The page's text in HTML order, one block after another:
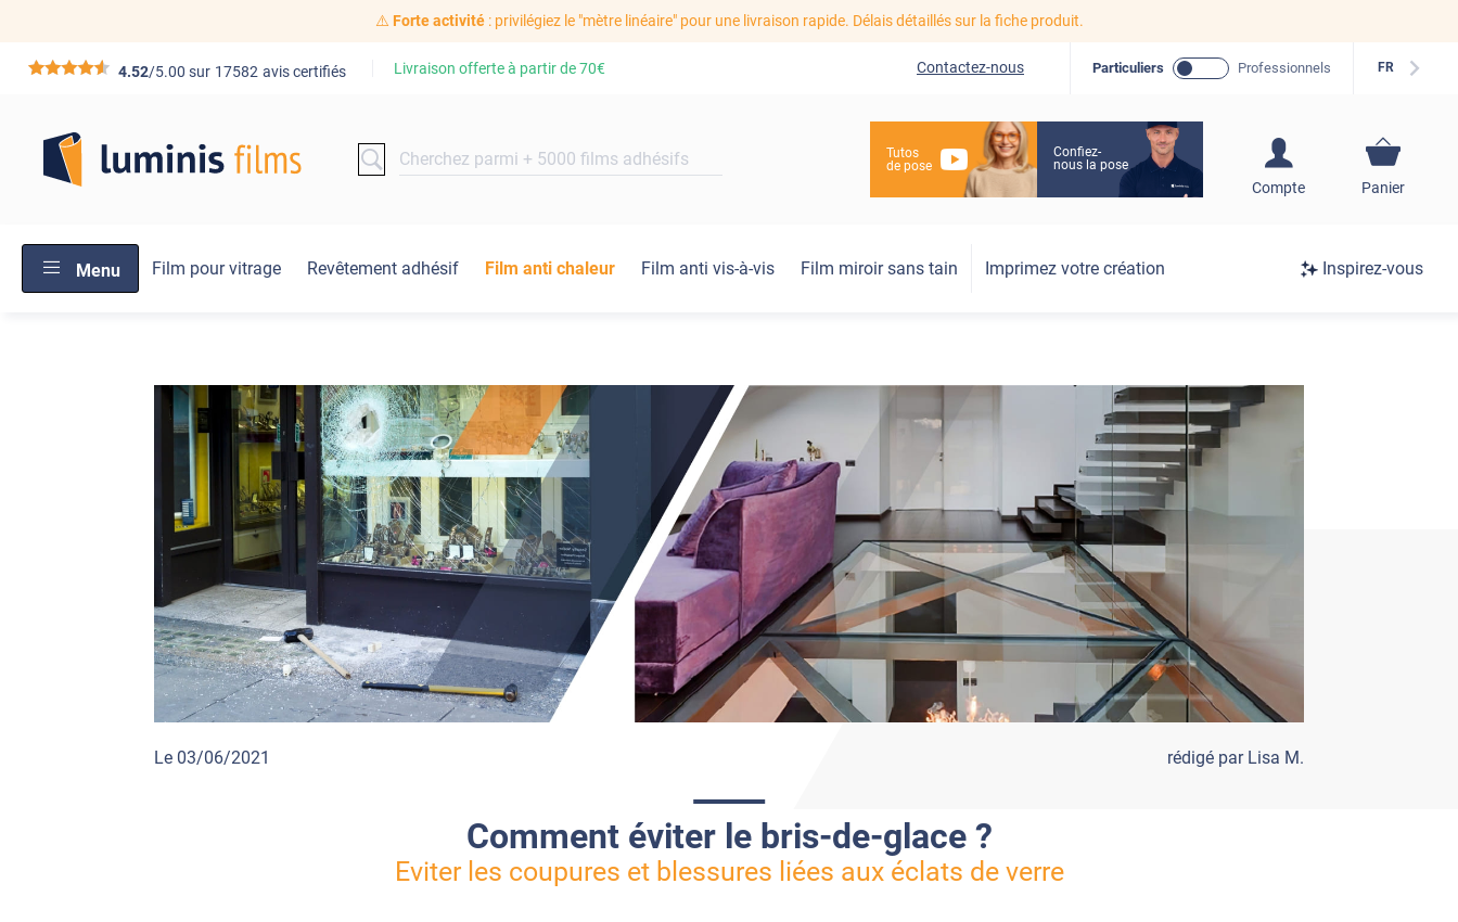
⚠️ Forte activité: privilégiez le "mètre linéaire" pour une livraison rapide. Délais détaillés sur la fiche produit.
*****4.52/5.00 sur 17582 avis certifiés Livraison offerte à partir de70€ Contactez-nous Particuliers Professionnels FR
Tutos
de pose
Confiez-
nous la pose
Compte
S'inscrire / Se
Panier
Menu Film pour vitrage Revêtement adhésif Film anti chaleur Film anti vis-à-vis Film miroir sans tain Imprimez votre création Inspirez-vous
Le 03/06/2021 rédigé par Lisa M.
Comment éviter le bris-de-glace ?
Eviter les coupures et blessures liées aux éclats de verre